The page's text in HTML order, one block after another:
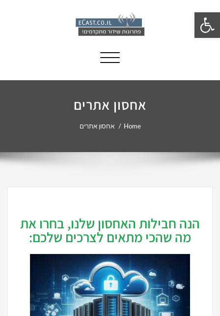
פתח סרגל נגישות
Toggle navigation
אחסון אתרים
Home אחסון אתרים
הנה חבילות האחסון שלנו, בחרו את
מה שהכי מתאים לצרכים שלכם: